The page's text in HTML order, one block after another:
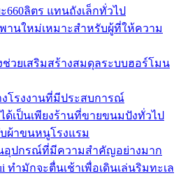
660ลิตร แทนถังเล็กทั่วไป
านใหม่เหมาะสำหรับผู้ที่ให้ความ
ช่วยเสริมสร้างสมดุลระบบฮอร์โมน
โรงงานที่มีประสบการณ์
เป็นเพียงร้านที่ขายขนมปังทั่วไป
ผ้าขนหนูโรงแรม
ป็นอุปกรณ์ที่มีความสำคัญอย่างมาก
ทำมักจะตื่นเช้าเพื่อเดินเล่นริมทะเล